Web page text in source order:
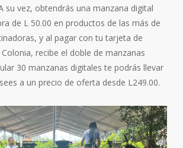
su vez, obtendrás una manzana digital
de L 50.00 en productos de las más de
y al pagar con tu tarjeta de
recibe el doble de manzanas
30 manzanas digitales te podrás llevar
a un precio de oferta desde L249.00.